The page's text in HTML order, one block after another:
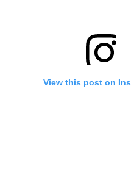
View this post on